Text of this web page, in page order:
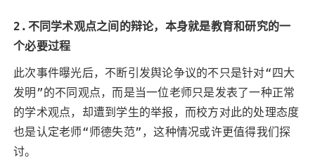
2.不同学术观点之间的辩论，本身就是教育和研究的一
个必要过程
此次事件曝光后，不断引发舆论争议的不只是针对“四大
发明”的不同观点，而是当一位老师只是发表了一种正常
的学术观点，却遭到学生的举报，而校方对此的处理态度
也是认定老师“师德失范”，这种情况或许更值得我们探
讨。